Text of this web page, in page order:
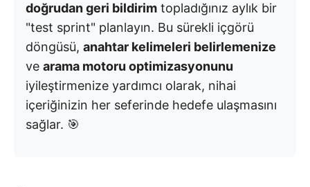
doğrudan geri bildirim topladığınız aylık bir
"test sprint" planlayın. Bu sürekli içgörü
döngüsü, anahtar kelimeleri belirlemenize
ve arama motoru optimizasyonunu
iyileştirmenize yardımcı olarak, nihai
içeriğinizin her seferinde hedefe ulaşmasını
sağlar. 🎯